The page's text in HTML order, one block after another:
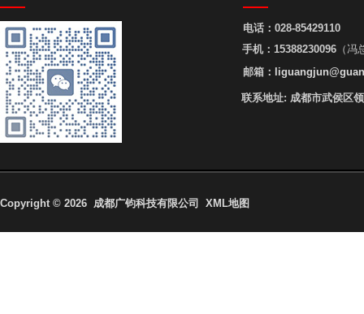
电话： 028-85429110
手机： 15388230096 （冯
邮箱：
联系地址: 成都市武侯区
Copyright © 2026 成都广钧科技有限公司 XML地图